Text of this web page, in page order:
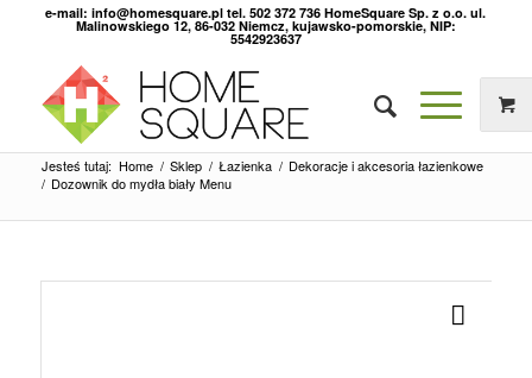
e-mail: info@homesquare.pl tel. 502 372 736 HomeSquare Sp. z o.o. ul.
Malinowskiego 12, 86-032 Niemcz, kujawsko-pomorskie, NIP:
5542923637
Jesteś tutaj: Home / Sklep / Łazienka / Dekoracje i akcesoria łazienkowe
/ Dozownik do mydła biały Menu